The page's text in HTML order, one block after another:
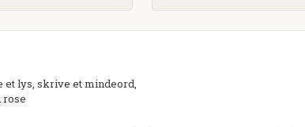
et lys, skrive et mindeord,
rose